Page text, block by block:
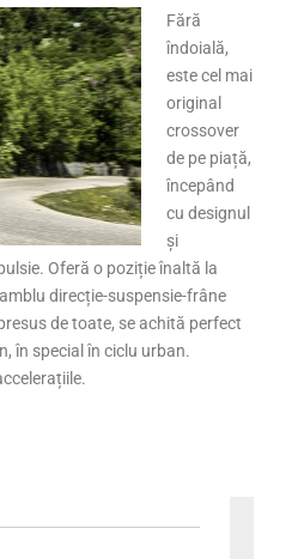
Fără
îndoială,
este cel mai
original
crossover
de pe piață,
începând
cu designul
și
Oferă o poziție înaltă la
direcție-suspensie-frâne
de toate, se achită perfect
în special în ciclu urban.